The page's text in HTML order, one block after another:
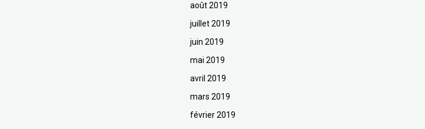
août 2019
juillet 2019
juin 2019
mai 2019
avril 2019
mars 2019
février 2019